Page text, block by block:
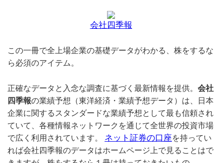
会社四季報
この一冊で全上場企業の基礎データがわかる、株をするな
ら必須のアイテム。
正確なデータと入念な調査に基づく最新情報を提供。 会社
四季報の業績予想（東洋経済・業績予想データ）は、日本
企業に関するスタンダードな業績予想として最も信頼され
ていて、各種情報ネットワークを通じて全世界の投資市場
で広く利用されています。 ネット証券の口座を持ってい
れば会社四季報のデータはホームページ上で見ることはで